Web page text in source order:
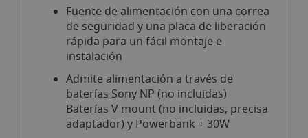
Fuente de alimentación con una correa
de seguridad y una placa de liberación
rápida para un fácil montaje e
instalación
Admite alimentación a través de
baterías Sony NP (no incluidas)
Baterías V mount (no incluidas, precisa
adaptador) y Powerbank + 30W